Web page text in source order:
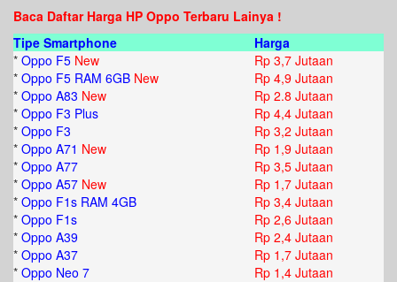
Baca Daftar Harga HP Oppo Terbaru Lainya !
Tipe Smartphone
Harga
* Oppo F5 New
Rp 3,7 Jutaan
* Oppo F5 RAM 6GB New
Rp 4,9 Jutaan
* Oppo A83 New
Rp 2.8 Jutaan
* Oppo F3 Plus
Rp 4,4 Jutaan
* Oppo F3
Rp 3,2 Jutaan
* Oppo A71 New
Rp 1,9 Jutaan
* Oppo A77
Rp 3,5 Jutaan
* Oppo A57 New
Rp 1,7 Jutaan
* Oppo F1s RAM 4GB
Rp 3,4 Jutaan
* Oppo F1s
Rp 2,6 Jutaan
* Oppo A39
Rp 2,4 Jutaan
* Oppo A37
Rp 1,7 Jutaan
* Oppo Neo 7
Rp 1,4 Jutaan